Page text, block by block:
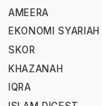
AMEERA
EKONOMI SYARIAH
SKOR
KHAZANAH
IQRA